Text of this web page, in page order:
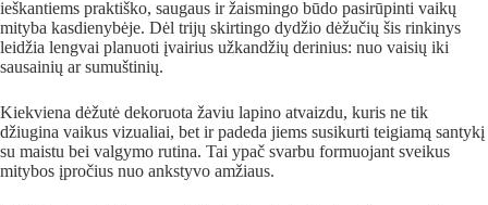
ieškantiems praktiško, saugaus ir žaismingo būdo pasirūpinti vaikų
mityba kasdienybėje. Dėl trijų skirtingo dydžio dėžučių šis rinkinys
leidžia lengvai planuoti įvairius užkandžių derinius: nuo vaisių iki
sausainių ar sumuštinių.
Kiekviena dėžutė dekoruota žaviu lapino atvaizdu, kuris ne tik
džiugina vaikus vizualiai, bet ir padeda jiems susikurti teigiamą santykį
su maistu bei valgymo rutina. Tai ypač svarbu formuojant sveikus
mitybos įpročius nuo ankstyvo amžiaus.